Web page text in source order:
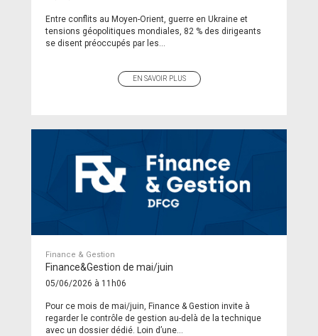
Entre conflits au Moyen-Orient, guerre en Ukraine et
tensions géopolitiques mondiales, 82 % des dirigeants
se disent préoccupés par les...
EN SAVOIR PLUS
Finance & Gestion
Finance&Gestion de mai/juin
05/06/2026 à 11h06
Pour ce mois de mai/juin, Finance & Gestion invite à
regarder le contrôle de gestion au-delà de la technique
avec un dossier dédié. Loin d’une...